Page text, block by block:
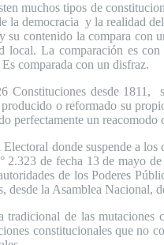
muchos tipos de
la democracia y la realidad
contenido la compara con
La comparación es
comparada con un disfraz.
Constituciones desde
o reformado su
perfectamente un
donde suspende a
2.323 de fecha 13 de mayo
de los Poderes
desde la Asamblea Nacional,
de las
constitucionales que